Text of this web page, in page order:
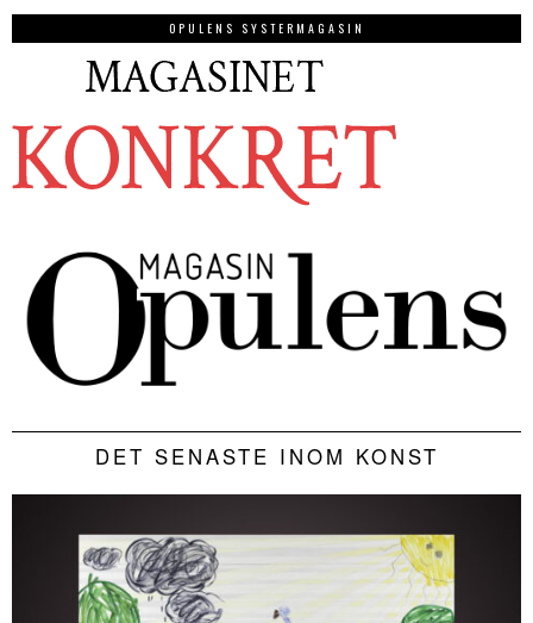
OPULENS SYSTERMAGASIN
DET SENASTE INOM KONST